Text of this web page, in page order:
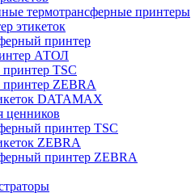
термотрансферные принтеры
этикеток
принтер
АТОЛ
TSC
ZEBRA
DATAMAX
ценников
принтер TSC
ZEBRA
принтер ZEBRA